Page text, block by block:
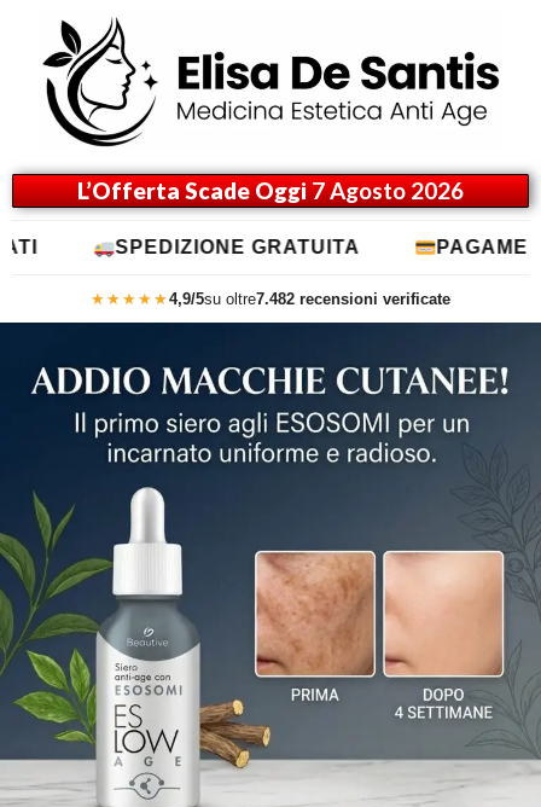
L’Offerta Scade Oggi7 Agosto 2026
SPEDIZIONE GRATUITA PAGAMENTO ALLA
★★★★★4,9/5su oltre7.482 recensioni verificate